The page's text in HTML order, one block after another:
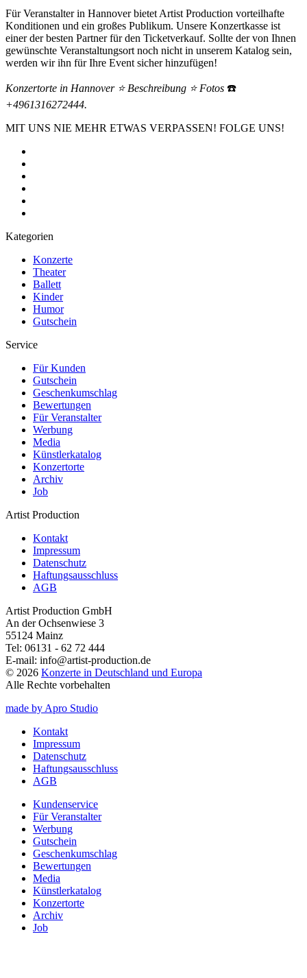
Für Veranstalter in Hannover bietet Artist Production vorteilhafte
Konditionen und ein großes Publikum. Unsere Konzertkasse ist
einer der besten Partner für den Ticketverkauf. Sollte der von Ihnen
gewünschte Veranstaltungsort noch nicht in unserem Katalog sein,
werden wir ihn für Ihre Event sicher hinzufügen!
Konzertorte in Hannover ⭐ Beschreibung ⭐ Fotos ☎️
+4961316272444.
MIT UNS NIE MEHR ETWAS VERPASSEN! FOLGE UNS!
Kategorien
Konzerte
Theater
Ballett
Kinder
Humor
Gutschein
Service
Für Kunden
Gutschein
Geschenkumschlag
Bewertungen
Für Veranstalter
Werbung
Media
Künstlerkatalog
Konzertorte
Archiv
Job
Artist Production
Kontakt
Impressum
Datenschutz
Haftungsausschluss
AGB
Artist Production GmbH
An der Ochsenwiese 3
55124 Mainz
Tel: 06131 - 62 72 444
E-mail: info@artist-production.de
© 2026 Konzerte in Deutschland und Europa
Alle Rechte vorbehalten
made by Apro Studio
Kontakt
Impressum
Datenschutz
Haftungsausschluss
AGB
Kundenservice
Für Veranstalter
Werbung
Gutschein
Geschenkumschlag
Bewertungen
Media
Künstlerkatalog
Konzertorte
Archiv
Job